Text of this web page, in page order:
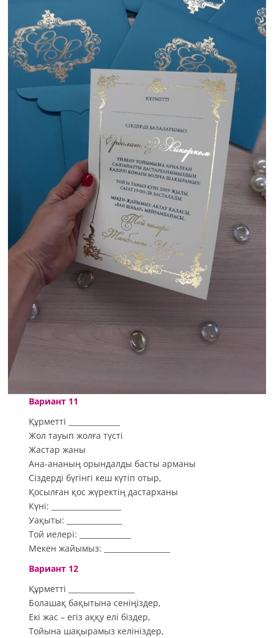
Вариант 11
Құрметті ______________
Жол тауып жолға түсті
Жастар жаны
Ана-ананың орындалды басты арманы
Сіздерді бүгінгі кеш күтіп отыр,
Қосылған қос жүректің дастарханы
Күні: ___________________
Уақыты: _______________
Той иелері: ______________
Мекен жайымыз: __________________
Вариант 12
Құрметті __________________
Болашақ бақытына сеніңіздер,
Екі жас – егіз аққу елі біздер,
Тойына шақырамыз келініздер,